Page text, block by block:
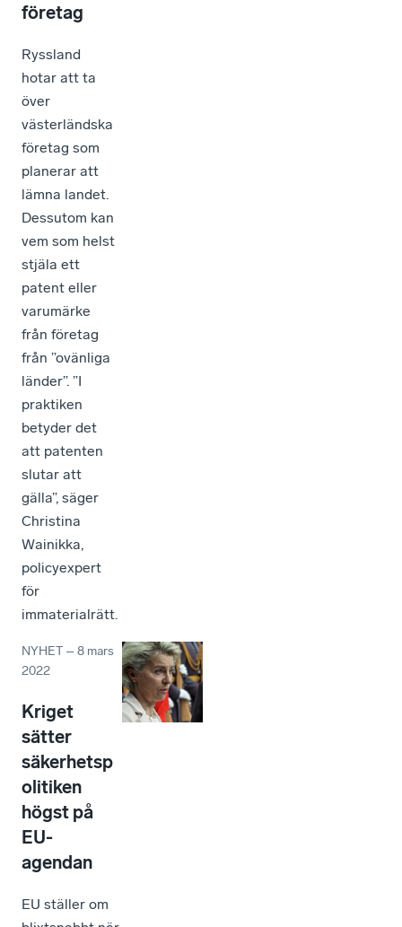
företag
Ryssland
hotar att ta
över
västerländska
företag som
planerar att
lämna landet.
Dessutom kan
vem som helst
stjäla ett
patent eller
varumärke
från företag
från ”ovänliga
länder”. ”I
praktiken
betyder det
att patenten
slutar att
gälla”, säger
Christina
Wainikka,
policyexpert
för
immaterialrätt.
NYHET –8 mars
2022
Kriget
sätter
säkerhetsp
olitiken
högst på
EU-
agendan
EU ställer om